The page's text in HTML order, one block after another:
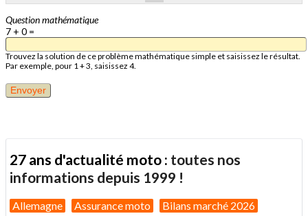
Question mathématique
7 + 0 =
Trouvez la solution de ce problème mathématique simple et saisissez le résultat.
Par exemple, pour 1 + 3, saisissez 4.
27 ans d'actualité moto : toutes nos
informations depuis 1999 !
Allemagne Assurance moto Bilans marché 2026